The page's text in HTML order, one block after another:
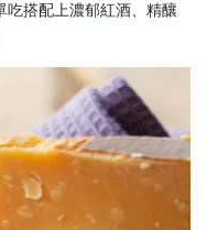
吃搭配上濃郁紅酒、精釀